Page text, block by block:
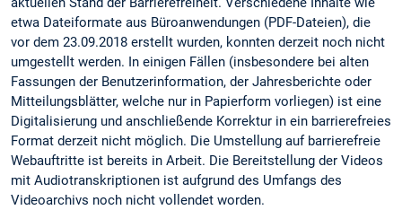
etwa Dateiformate aus Büroanwendungen (PDF-Dateien), die
vor dem 23.09.2018 erstellt wurden, konnten derzeit noch nicht
umgestellt werden. In einigen Fällen (insbesondere bei alten
Fassungen der Benutzerinformation, der Jahresberichte oder
Mitteilungsblätter, welche nur in Papierform vorliegen) ist eine
Digitalisierung und anschließende Korrektur in ein barrierefreies
Format derzeit nicht möglich. Die Umstellung auf barrierefreie
Webauftritte ist bereits in Arbeit. Die Bereitstellung der Videos
mit Audiotranskriptionen ist aufgrund des Umfangs des
Videoarchivs noch nicht vollendet worden.